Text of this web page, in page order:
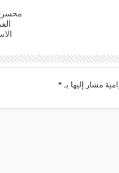
محسن
مشار إليها بـ *